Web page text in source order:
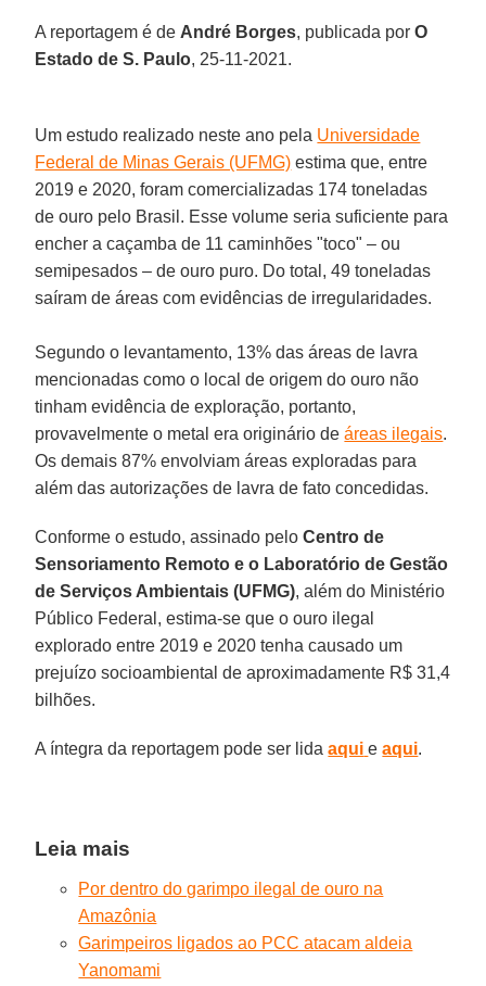
A reportagem é de André Borges, publicada porO
Estado de S. Paulo, 25-11-2021.
Um estudo realizado neste ano pela Universidade
Federal de Minas Gerais (UFMG) estima que, entre
2019 e 2020, foram comercializadas 174 toneladas
de ouro pelo Brasil. Esse volume seria suficiente para
encher a caçamba de 11 caminhões "toco" – ou
semipesados – de ouro puro. Do total, 49 toneladas
saíram de áreas com evidências de irregularidades.
Segundo o levantamento, 13% das áreas de lavra
mencionadas como o local de origem do ouro não
tinham evidência de exploração, portanto,
provavelmente o metal era originário deáreas ilegais.
Os demais 87% envolviam áreas exploradas para
além das autorizações de lavra de fato concedidas.
Conforme o estudo, assinado peloCentro de
Sensoriamento Remoto e o Laboratório de Gestão
de Serviços Ambientais (UFMG), além do Ministério
Público Federal, estima-se que o ouro ilegal
explorado entre 2019 e 2020 tenha causado um
prejuízo socioambiental de aproximadamente R$ 31,4
bilhões.
A íntegra da reportagem pode ser lidaaqui eaqui.
Leia mais
Por dentro do garimpo ilegal de ouro na
Amazônia
Garimpeiros ligados ao PCC atacam aldeia
Yanomami